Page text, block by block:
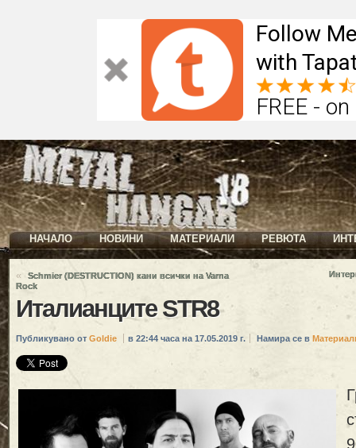
Follow
with
FREE -
НАЧАЛО НОВИНИ МАТЕРИАЛИ РЕВЮТА
«
Schmier (DESTRUCTION) кани всички на Varna
Rock
Италианците STR8
Публикувано от Goldie в 22:44 часа на 17.05.2019 г. Намира се в